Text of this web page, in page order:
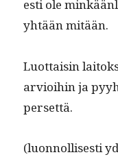
es­ti ole
yhtään mitään.
Luot­taisin
arvioi­hin ja
persettä.
(luon­nol­lis­es­ti